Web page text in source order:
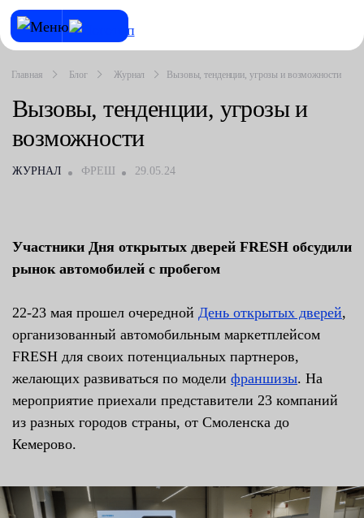
Главная Блог Журнал Вызовы, тенденции, угрозы и возможности
Вызовы, тенденции, угрозы и
возможности
ЖУРНАЛ ФРЕШ 29.05.24
Участники Дня открытых дверей FRESH обсудили
рынок автомобилей с пробегом
22-23 мая прошел очередной День открытых дверей,
организованный автомобильным маркетплейсом
FRESH для своих потенциальных партнеров,
желающих развиваться по модели франшизы. На
мероприятие приехали представители 23 компаний
из разных городов страны, от Смоленска до
Кемерово.